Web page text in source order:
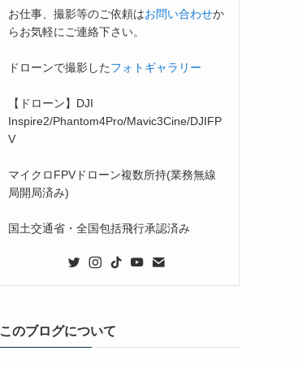
お仕事、撮影等のご依頼はお問い合わせか
らお気軽にご連絡下さい。
ドローンで撮影したフォトギャラリー
【ドローン】DJI
Inspire2/Phantom4Pro/Mavic3Cine/DJIFP
V
マイクロFPVドローン複数所持(業務無線
局開局済み)
国土交通省・全国包括飛行承認済み
このブログについて